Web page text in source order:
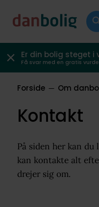
Er din bolig steget
Få svar med en gratis
Forside Om
Kontakt
På siden her kan du
kan kontakte alt
drejer sig om.